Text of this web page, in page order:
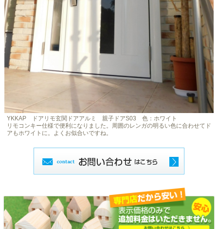
YKKAP ドアリモ玄関ドアアルミ 親子ドアS03 色：ホワイト
リモコンキー仕様で便利になりました。周囲のレンガの明るい色に合わせてド
アもホワイトに。よくお似合いですね。